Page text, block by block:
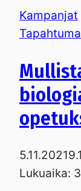
Kampanjat
5.11.2021
Lukuaika: 3